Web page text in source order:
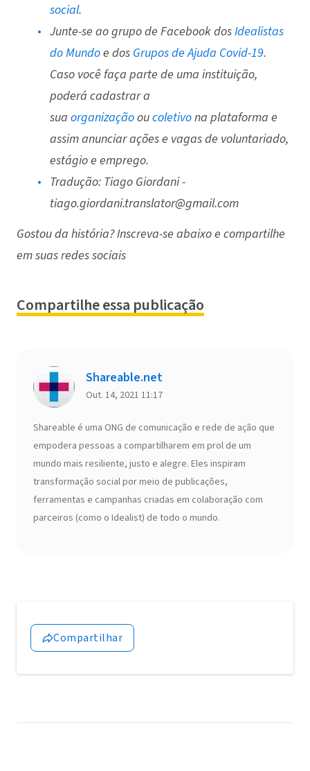
social.
Junte-se ao grupo de Facebook dosIdealistas
do Mundoe dos Grupos de Ajuda Covid-19.
Caso você faça parte de uma instituição,
poderá cadastrar a
sua organizaçãooucoletivona plataforma e
assim anunciar ações e vagas de voluntariado,
estágio e emprego.
Tradução: Tiago Giordani -
tiago.giordani.translator@gmail.com
Gostou da história? Inscreva-se abaixo e compartilhe
em suas redes sociais
Compartilhe essa publicação
Shareable.net
Out. 14, 2021 11:17
Shareable é uma ONG de comunicação e rede de ação que
empodera pessoas a compartilharem em prol de um
mundo mais resiliente, justo e alegre. Eles inspiram
transformação social por meio de publicações,
ferramentas e campanhas criadas em colaboração com
parceiros (como o Idealist) de todo o mundo.
Compartilhar